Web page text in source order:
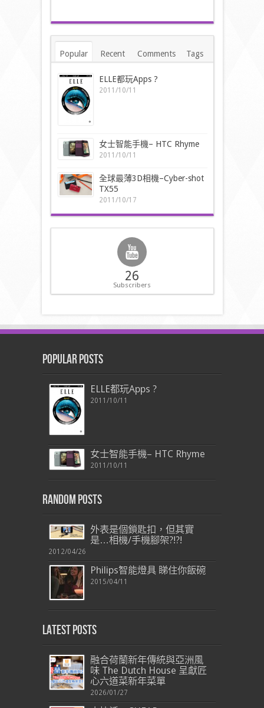
Popular Recent Comments Tags
ELLE都玩Apps ?
2011/10/11
女士智能手機– HTC Rhyme
2011/10/11
全球最薄3D相機–Cyber-shot
TX55
2011/10/17
26
Subscribers
Popular Posts
ELLE都玩Apps ?
2011/10/11
女士智能手機– HTC Rhyme
2011/10/11
Random Posts
外表是個鎖匙扣，但其實
是…相機/手機腳架?!?!
2012/04/26
Philips智能燈具 睇住你飯碗
2015/04/11
Latest Posts
融合荷蘭新年傳統與亞洲風
味 The Dutch House 呈獻匠
心六道菜新年菜單
2026/01/27